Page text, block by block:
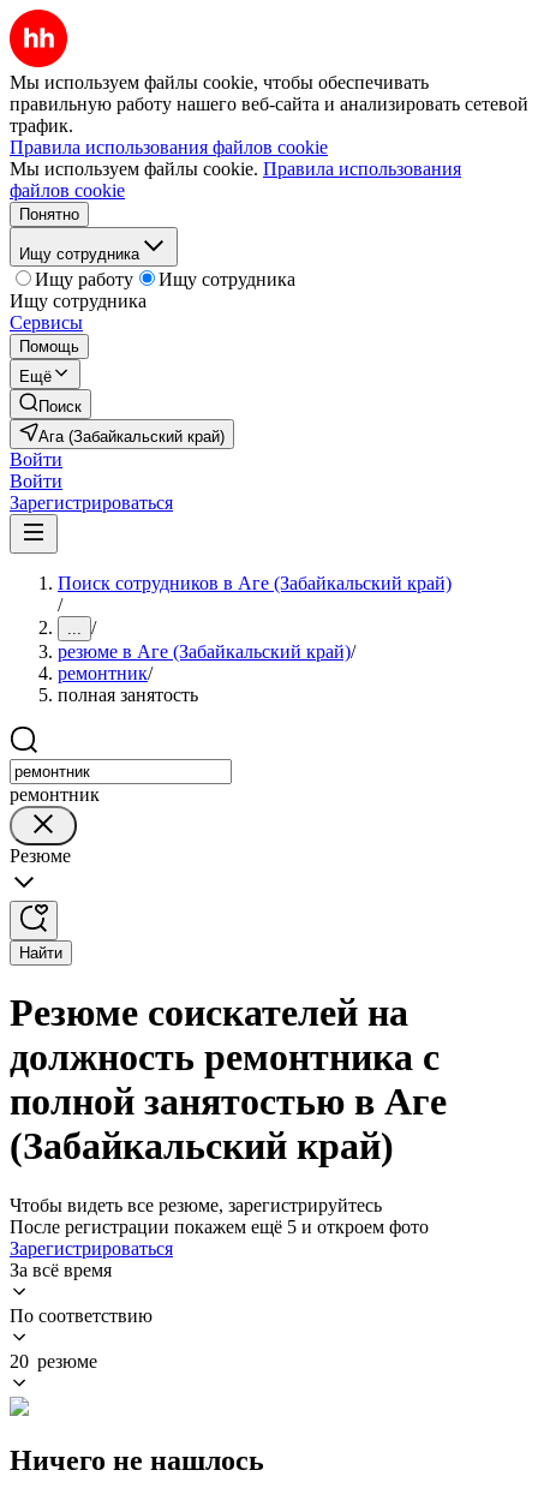
Мы используем файлы cookie, чтобы обеспечивать
правильную работу нашего веб-сайта и анализировать сетевой
трафик.
Правила использования файлов cookie
Мы используем файлы cookie. Правила использования
файлов cookie
Понятно
Ищу сотрудника
Ищу работу
Ищу сотрудника
Ищу сотрудника
Сервисы
Помощь
Ещё
Поиск
Ага (Забайкальский край)
Войти
Войти
Зарегистрироваться
Поиск сотрудников в Аге (Забайкальский край)
/
... /
резюме в Аге (Забайкальский край)/
ремонтник/
полная занятость
ремонтник
Резюме
Найти
Резюме соискателей на
должность ремонтника с
полной занятостью в Аге
(Забайкальский край)
Чтобы видеть все резюме, зарегистрируйтесь
После регистрации покажем ещё 5 и откроем фото
Зарегистрироваться
За всё время
По соответствию
20 резюме
Ничего не нашлось